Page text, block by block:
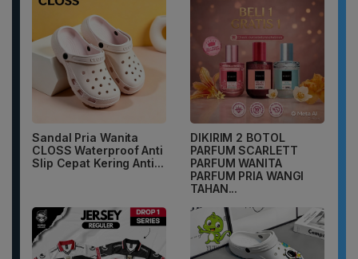
Sandal Pria Wanita
CLOSS Waterproof Anti
Slip Cepat Kering Anti...
DIKIRIM 2 BOTOL
PARFUM SCARLETT
PARFUM WANITA
PARFUM PRIA WANGI
TAHAN...